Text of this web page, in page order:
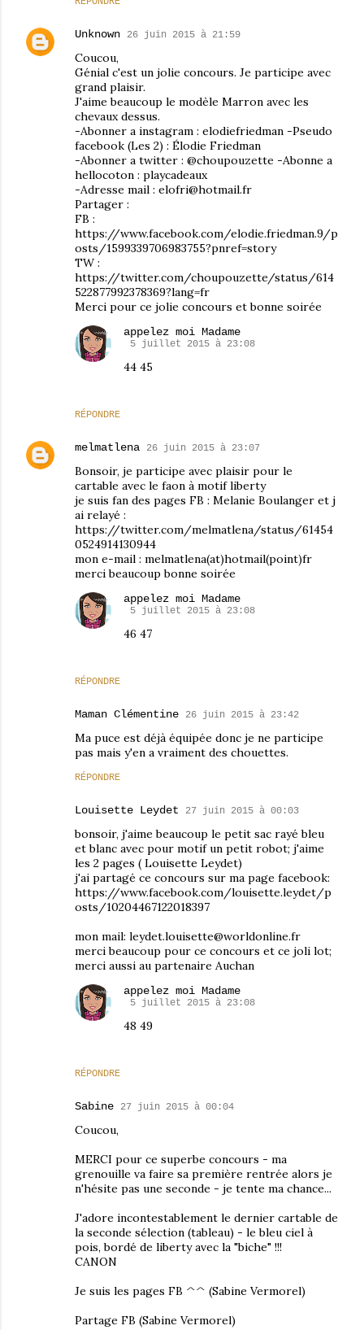
Unknown 26 juin 2015 à 21:59
Coucou,
Génial c'est un jolie concours. Je participe avec
grand plaisir.
J'aime beaucoup le modèle Marron avec les
chevaux dessus.
-Abonner a instagram : elodiefriedman -Pseudo
facebook (Les 2) : Élodie Friedman
-Abonner a twitter : @choupouzette -Abonne a
hellocoton : playcadeaux
-Adresse mail : elofri@hotmail.fr
Partager :
FB :
https://www.facebook.com/elodie.friedman.9/p
osts/1599339706983755?pnref=story
TW :
https://twitter.com/choupouzette/status/614
522877992378369?lang=fr
Merci pour ce jolie concours et bonne soirée
RÉPONDRE
appelez moi Madame
5 juillet 2015 à 23:08
44 45
melmatlena 26 juin 2015 à 23:07
Bonsoir, je participe avec plaisir pour le
cartable avec le faon à motif liberty
je suis fan des pages FB : Melanie Boulanger et j
ai relayé :
https://twitter.com/melmatlena/status/61454
0524914130944
mon e-mail : melmatlena(at)hotmail(point)fr
merci beaucoup bonne soirée
RÉPONDRE
appelez moi Madame
5 juillet 2015 à 23:08
46 47
Maman Clémentine 26 juin 2015 à 23:42
Ma puce est déjà équipée donc je ne participe
pas mais y'en a vraiment des chouettes.
RÉPONDRE
Louisette Leydet 27 juin 2015 à 00:03
bonsoir, j'aime beaucoup le petit sac rayé bleu
et blanc avec pour motif un petit robot; j'aime
les 2 pages ( Louisette Leydet)
j'ai partagé ce concours sur ma page facebook:
https://www.facebook.com/louisette.leydet/p
osts/10204467122018397
mon mail: leydet.louisette@worldonline.fr
merci beaucoup pour ce concours et ce joli lot;
merci aussi au partenaire Auchan
RÉPONDRE
appelez moi Madame
5 juillet 2015 à 23:08
48 49
Sabine 27 juin 2015 à 00:04
Coucou,
MERCI pour ce superbe concours - ma
grenouille va faire sa première rentrée alors je
n'hésite pas une seconde - je tente ma chance...
J'adore incontestablement le dernier cartable de
la seconde sélection (tableau) - le bleu ciel à
pois, bordé de liberty avec la "biche" !!!
CANON
Je suis les pages FB ^^ (Sabine Vermorel)
Partage FB (Sabine Vermorel)